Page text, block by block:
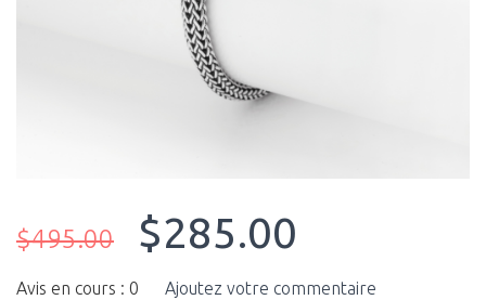
$495.00 $285.00
Avis en cours : 0 Ajoutez votre commentaire